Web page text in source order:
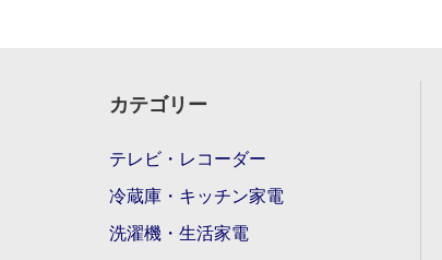
カテゴリー
テレビ・レコーダー
冷蔵庫・キッチン家電
洗濯機・生活家電